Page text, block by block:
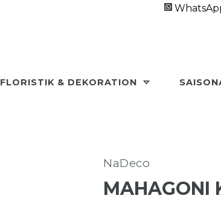
FLORISTIK & DEKORATION
NaDeco
MAHAGONI